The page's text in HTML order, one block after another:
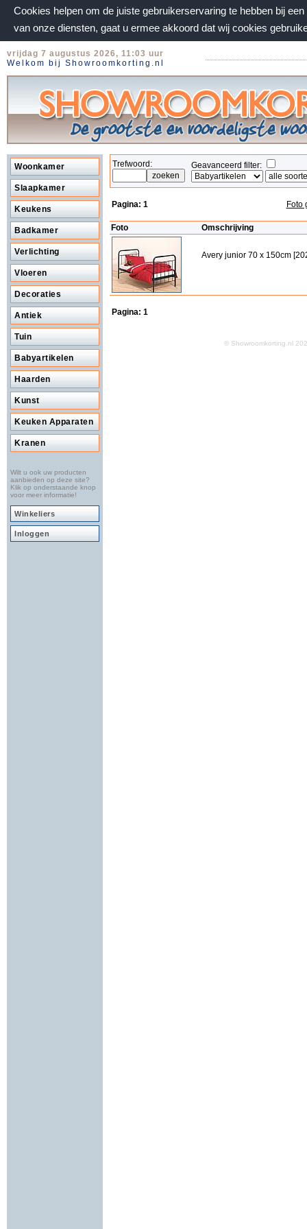
Cookies helpen om de juiste gebruikerservaring te hebben bij
van onze diensten, gaat u ermee akkoord dat wij cookies
vrijdag 7 augustus 2026, 11:03 uur
Welkom bij Showroomkorting.nl
Woonkamer
Slaapkamer
Keukens
Badkamer
Verlichting
Vloeren
Decoraties
Antiek
Tuin
Babyartikelen
Haarden
Kunst
Keuken Apparaten
Kranen
Wilt u ook uw producten
aanbieden op deze site?
Klik op onderstaande knop
voor meer informatie!
Winkeliers
Inloggen
Trefwoord: Geavanceerd filter:
Pagina: 1 Foto
Foto Omschrijving
Avery junior 70 x 150cm
Pagina: 1
© Showroomkorting.nl